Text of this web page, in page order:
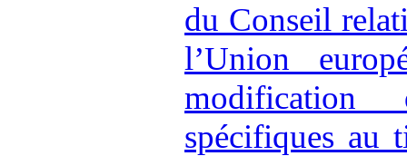
du Conseil
l’Union
modification
spécifiques au